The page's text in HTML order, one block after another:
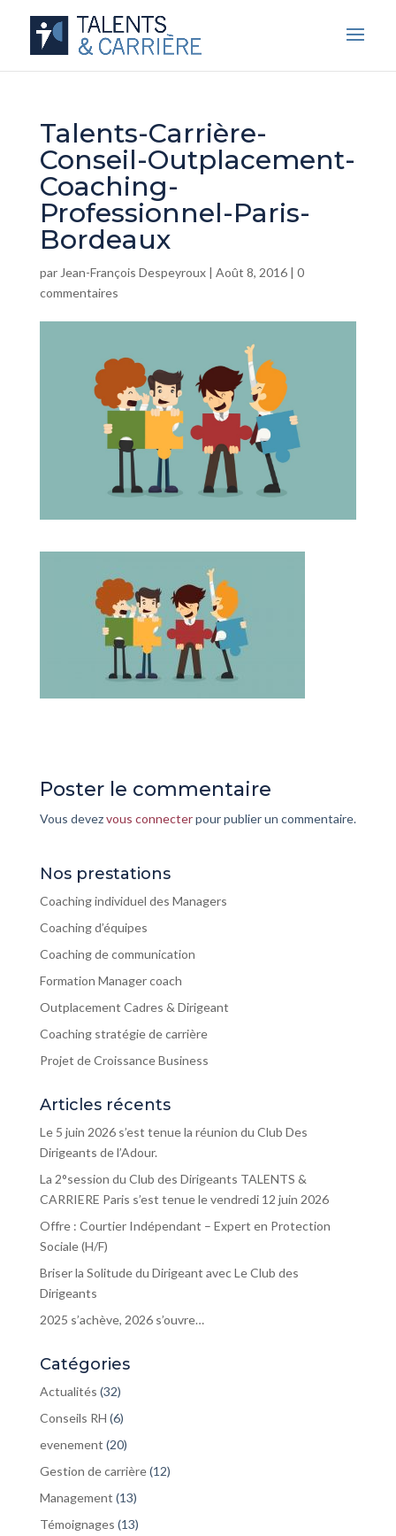
Talents-Carrière-
Conseil-Outplacement-
Coaching-
Professionnel-Paris-
Bordeaux
par Jean-François Despeyroux| Août 8, 2016| 0
commentaires
Poster le commentaire
Vous devezvous connecterpour publier un commentaire.
Nos prestations
Coaching individuel des Managers
Coaching d’équipes
Coaching de communication
Formation Manager coach
Outplacement Cadres & Dirigeant
Coaching stratégie de carrière
Projet de Croissance Business
Articles récents
Le 5 juin 2026 s’est tenue la réunion du Club Des
Dirigeants de l’Adour.
La 2°session du Club des Dirigeants TALENTS &
CARRIERE Paris s’est tenue le vendredi 12 juin 2026
Offre : Courtier Indépendant – Expert en Protection
Sociale (H/F)
Briser la Solitude du Dirigeant avec Le Club des
Dirigeants
2025 s’achève, 2026 s’ouvre…
Catégories
Actualités (32)
Conseils RH (6)
evenement (20)
Gestion de carrière(12)
Management (13)
Témoignages (13)